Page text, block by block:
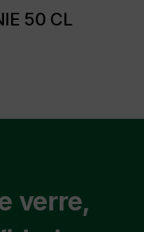
50 CL
verre,